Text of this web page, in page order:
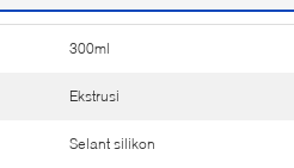
300ml
Ekstrusi
Selant silikon